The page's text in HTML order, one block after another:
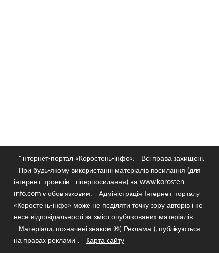
"Інтернет-портал «Коростень-інфо».
Всі права захищені.
При будь-якому використанні матеріалів посилання (для
інтернет-проектів - гіперпосилання) на www.korosten-
info.com є обов'язковим.
Адміністрація Інтернет-порталу
«Коростень-інфо» може не поділяти точку зору авторів і не
несе відповідальності за зміст опублікованих матеріалів.
Матеріали, позначені знаком ®("Реклама"), публікуються
на правах реклами".
Карта сайту